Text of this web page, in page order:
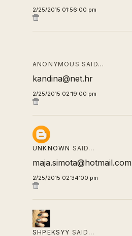
2/25/2015 01:56:00 pm
ANONYMOUS SAID…
kandina@net.hr
2/25/2015 02:19:00 pm
UNKNOWN SAID…
maja.simota@hotmail.com
2/25/2015 02:34:00 pm
SHPEKSYY SAID…